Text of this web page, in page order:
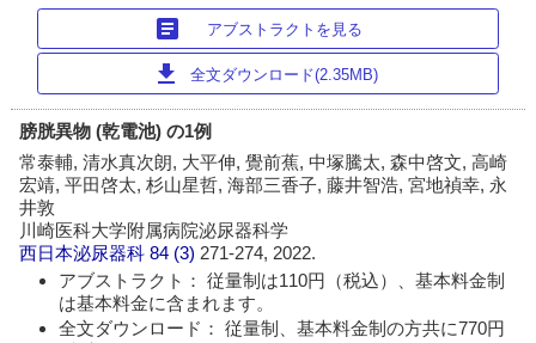
article アブストラクトを見る
download 全文ダウンロード(2.35MB)
膀胱異物 (乾電池) の1例
常泰輔, 清水真次朗, 大平伸, 覺前蕉, 中塚騰太, 森中啓文, 高崎
宏靖, 平田啓太, 杉山星哲, 海部三香子, 藤井智浩, 宮地禎幸, 永
井敦
川崎医科大学附属病院泌尿器科学
西日本泌尿器科 84 (3)271-274, 2022.
アブストラクト： 従量制は110円（税込）、基本料金制
は基本料金に含まれます。
全文ダウンロード： 従量制、基本料金制の方共に770円